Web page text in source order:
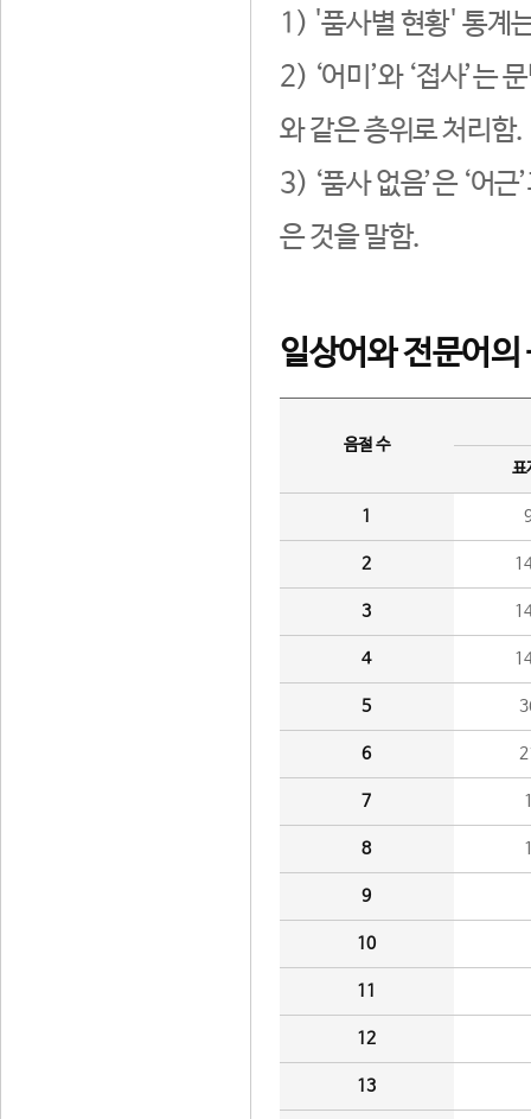
1) '품사별 현황' 통계
2) ‘어미’와 ‘접사’는
와 같은 층위로 처리함.
3) ‘품사 없음’은 ‘어
은 것을 말함.
일상어와 전문어의
음절 수
표
1
2
3
4
5
6
7
8
9
10
11
12
13